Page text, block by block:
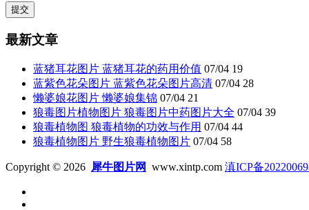
最新文章
蓝猪耳花图片 蓝猪耳花的药用价值 07/04 19
蓝紫色花朵图片 蓝紫色花朵图片高清 07/04 28
懒婆娘花图片 懒婆娘集锦 07/04 21
狼毒图片植物图片 狼毒图片中药图片大全 07/04 39
狼毒植物图 狼毒植物的功效与作用 07/04 44
狼毒植物图片 野生狼毒植物图片 07/04 58
Copyright © 2026 犀牛图片网 www.xintp.com 滇ICP备